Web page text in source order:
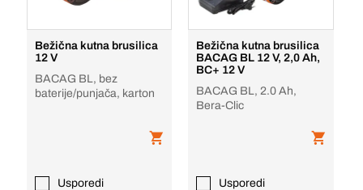
Bežična kutna brusilica
12 V
BACAG BL, bez
baterije/punjača, karton
Usporedi
Bežična kutna brusilica
BACAG BL 12 V, 2,0 Ah,
BC+ 12 V
BACAG BL, 2.0 Ah,
Bera-Clic
Usporedi